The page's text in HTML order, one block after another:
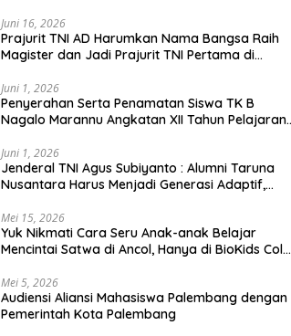
Juni 16, 2026
Prajurit TNI AD Harumkan Nama Bangsa Raih
Magister dan Jadi Prajurit TNI Pertama di
Juni 1, 2026
Penyerahan Serta Penamatan Siswa TK B
Nagalo Marannu Angkatan XII Tahun Pelajaran
Juni 1, 2026
Jenderal TNI Agus Subiyanto : Alumni Taruna
Nusantara Harus Menjadi Generasi Adaptif,
Mei 15, 2026
Yuk Nikmati Cara Seru Anak-anak Belajar
Mencintai Satwa di Ancol, Hanya di BioKids Color
Mei 5, 2026
Audiensi Aliansi Mahasiswa Palembang dengan
Pemerintah Kota Palembang